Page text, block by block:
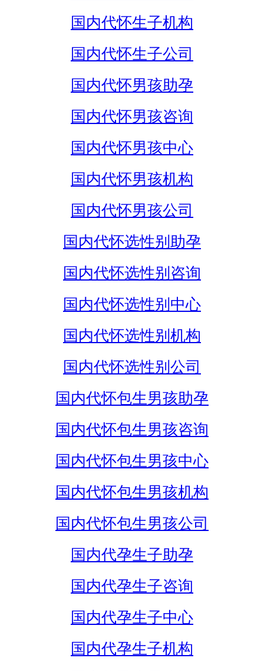
国内代怀生子机构
国内代怀生子公司
国内代怀男孩助孕
国内代怀男孩咨询
国内代怀男孩中心
国内代怀男孩机构
国内代怀男孩公司
国内代怀选性别助孕
国内代怀选性别咨询
国内代怀选性别中心
国内代怀选性别机构
国内代怀选性别公司
国内代怀包生男孩助孕
国内代怀包生男孩咨询
国内代怀包生男孩中心
国内代怀包生男孩机构
国内代怀包生男孩公司
国内代孕生子助孕
国内代孕生子咨询
国内代孕生子中心
国内代孕生子机构